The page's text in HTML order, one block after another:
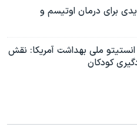
برای درمان اوتیسم و
ملی بهداشت آمریکا: نقش
کودکان